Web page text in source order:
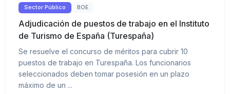
Sector Público BOE
Adjudicación de puestos de trabajo en el Instituto
de Turismo de España (Turespaña)
Se resuelve el concurso de méritos para cubrir 10
puestos de trabajo en Turespaña. Los funcionarios
seleccionados deben tomar posesión en un plazo
máximo de un ...